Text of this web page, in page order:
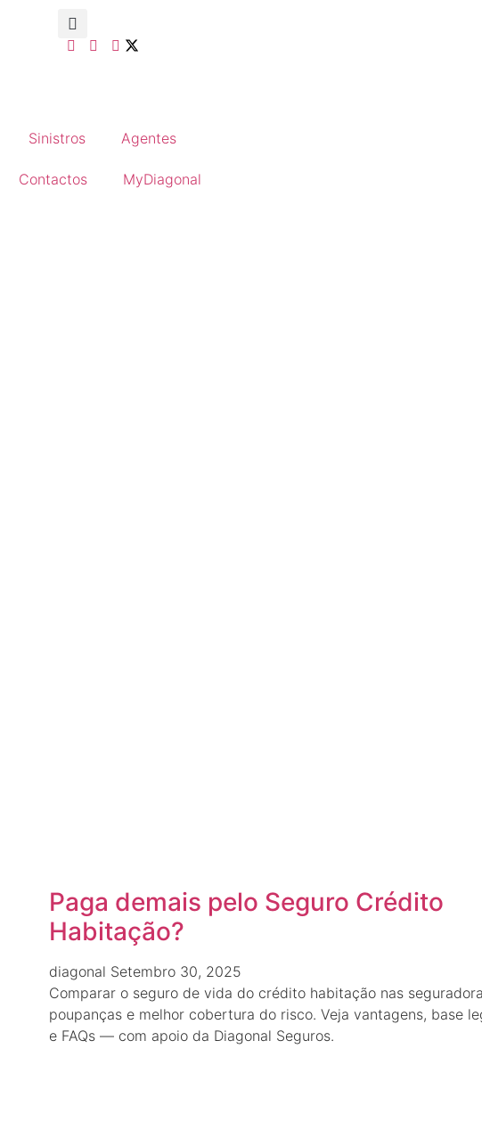
Sinistros Agentes
Contactos MyDiagonal
Paga demais pelo Seguro Crédito
Habitação?
diagonal Setembro 30, 2025
Comparar o seguro de vida do crédito habitação nas
poupanças e melhor cobertura do risco. Veja vantagens, base
e FAQs — com apoio da Diagonal Seguros.